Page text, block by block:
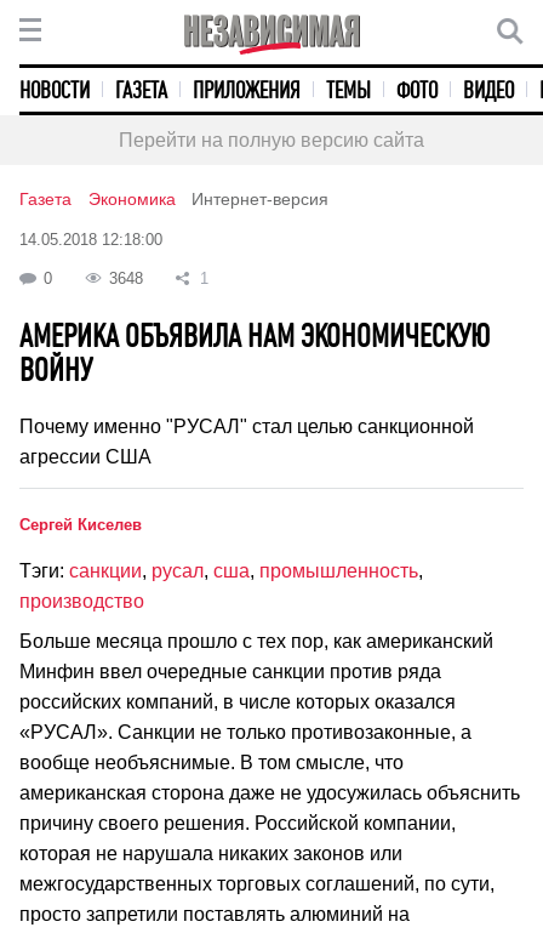
НОВОСТИ ГАЗЕТА ПРИЛОЖЕНИЯ ТЕМЫ ФОТО ВИДЕО
Перейти на полную версию сайта
Газета Экономика Интернет-версия
14.05.2018 12:18:00
0 3648 1
АМЕРИКА ОБЪЯВИЛА НАМ ЭКОНОМИЧЕСКУЮ
ВОЙНУ
Почему именно "РУСАЛ" стал целью санкционной
агрессии США
Сергей Киселев
Тэги: санкции, русал, сша, промышленность,
производство
Больше месяца прошло с тех пор, как американский
Минфин ввел очередные санкции против ряда
российских компаний, в числе которых оказался
«РУСАЛ». Санкции не только противозаконные, а
вообще необъяснимые. В том смысле, что
американская сторона даже не удосужилась объяснить
причину своего решения. Российской компании,
которая не нарушала никаких законов или
межгосударственных торговых соглашений, по сути,
просто запретили поставлять алюминий на